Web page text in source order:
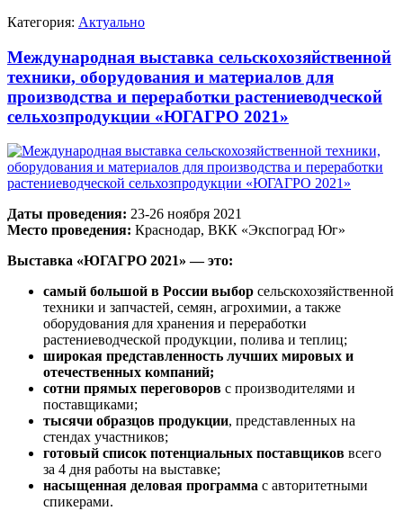
Категория: Актуально
Международная выставка сельскохозяйственной
техники, оборудования и материалов для
производства и переработки растениеводческой
сельхозпродукции «ЮГАГРО 2021»
Даты проведения: 23-26 ноября 2021
Место проведения: Краснодар, ВКК «Экспоград Юг»
Выставка «ЮГАГРО 2021» — это:
самый большой в России выбор сельскохозяйственной
техники и запчастей, семян, агрохимии, а также
оборудования для хранения и переработки
растениеводческой продукции, полива и теплиц;
широкая представленность лучших мировых и
отечественных компаний;
сотни прямых переговоров с производителями и
поставщиками;
тысячи образцов продукции, представленных на
стендах участников;
готовый список потенциальных поставщиков всего
за 4 дня работы на выставке;
насыщенная деловая программа с авторитетными
спикерами.